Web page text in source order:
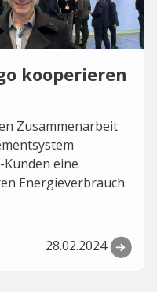
kooperieren
Zusammenarbeit
Kunden eine
Energieverbrauch
28.02.2024